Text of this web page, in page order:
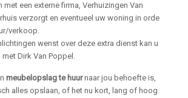
met een externe firma, Verhuizingen Van
verzorgt en eventueel uw woning in orde
verkoop.
wenst over deze extra dienst kan u
Dirk Van Poppel.
meubelopslag te huurnaar jou behoefte is,
alles opslaan, of het nu kort, lang of hoog